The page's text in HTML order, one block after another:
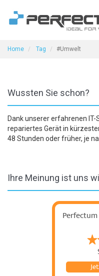
Home Tag #Umwelt
Wussten Sie schon?
Dank unserer erfahrenen
repariertes Gerät in
48 Stunden oder früher, je
Ihre Meinung ist uns